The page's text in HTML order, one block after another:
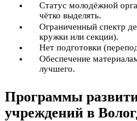
Статус молодёжной
чётко выделять.
Ограниченный спектр
кружки или секции).
Нет подготовки
Обеспечение
лучшего.
Программы
учреждений в